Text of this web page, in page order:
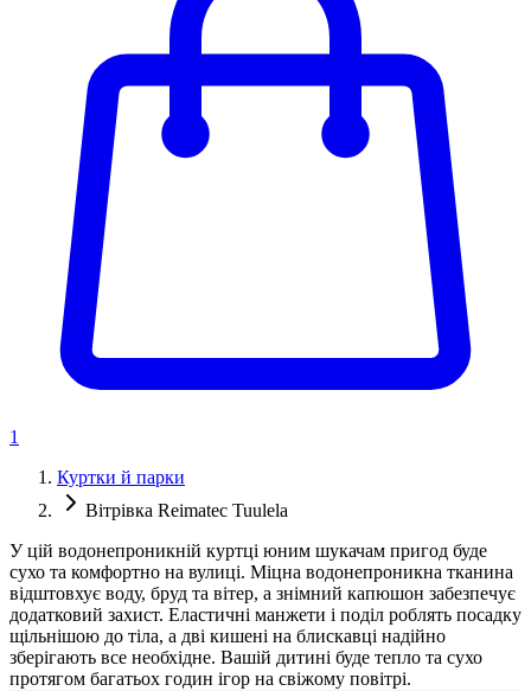
1
Куртки й парки
Вітрівка Reimatec Tuulela
У цій водонепроникній куртці юним шукачам пригод буде
сухо та комфортно на вулиці. Міцна водонепроникна тканина
відштовхує воду, бруд та вітер, а знімний капюшон забезпечує
додатковий захист. Еластичні манжети і поділ роблять посадку
щільнішою до тіла, а дві кишені на блискавці надійно
зберігають все необхідне. Вашій дитині буде тепло та сухо
протягом багатьох годин ігор на свіжому повітрі.